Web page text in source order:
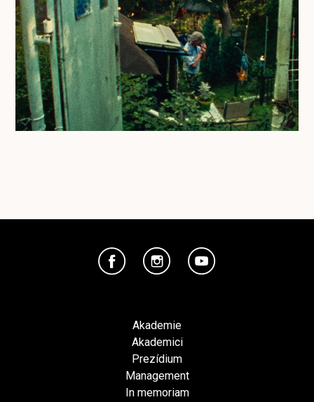
Akademie
Akademici
Prezídium
Management
In memoriam